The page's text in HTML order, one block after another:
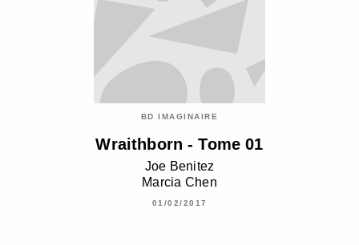
BD IMAGINAIRE
Wraithborn - Tome 01
Joe Benitez
Marcia Chen
01/02/2017